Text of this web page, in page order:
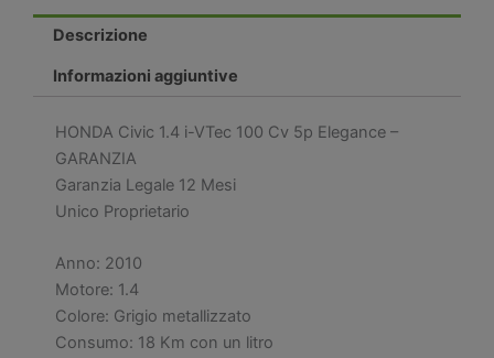
€6000.
Elegance
GARANZIA
quantità
Descrizione
Informazioni aggiuntive
HONDA Civic 1.4 i-VTec 100 Cv 5p Elegance –
GARANZIA
Garanzia Legale 12 Mesi
Unico Proprietario
Anno: 2010
Motore: 1.4
Colore: Grigio metallizzato
Consumo: 18 Km con un litro